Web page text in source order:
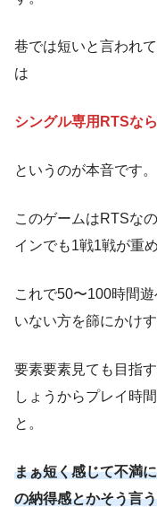
巷では短いと言われ
は
シングル専用RTSな
というのが本音です。
このゲームはRTSな
インでも1戦1戦が重め
これで50〜100時間
いない方を篩にかけ
要素要素見ても目指
しょうからプレイ時
と。
まぁ短く感じて不満
の納得感とかそう言